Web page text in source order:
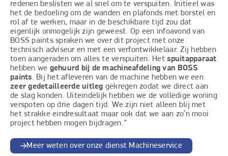
redenen beslisten we al snel om te verspuiten. Initieel was
het de bedoeling om de wanden en plafonds met borstel en
rol af te werken, maar in de beschikbare tijd zou dat
eigenlijk onmogelijk zijn geweest. Op een infoavond van
BOSS paints spraken we over dit project met onze
technisch adviseur en met een verfontwikkelaar. Zij hebben
toen aangeraden om alles te verspuiten. Hetspuitapparaat
hebben we gehuurd bij de machineafdeling van BOSS
paints. Bij het afleveren van de machine hebben we een
zeer gedetailleerde uitleg gekregen zodat we direct aan
de slag konden. Uiteindelijk hebben we de volledige woning
verspoten op drie dagen tijd. We zijn niet alleen blij met
het strakke eindresultaat maar ook dat we aan zo’n mooi
project hebben mogen bijdragen.”
Meer weten over onze dienst Machineservice